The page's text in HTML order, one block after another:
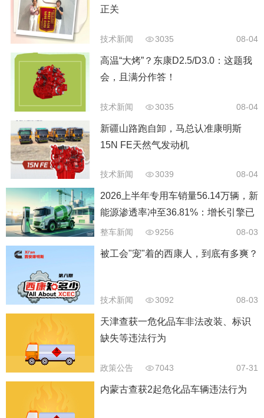
正关
技术新闻 3035 08-04
高温“大烤”？东康D2.5/D3.0：这题我
会，且满分作答！
技术新闻 3035 08-04
新疆山路跑自卸，马总认准康明斯
15N FE天然气发动机
技术新闻 3039 08-04
2026上半年专用车销量56.14万辆，新
能源渗透率冲至36.81%：增长引擎已
经换挡
整车新闻 9256 08-03
被工会"宠"着的西康人，到底有多爽？
技术新闻 3092 08-03
天津查获一危化品车非法改装、标识
缺失等违法行为
政策公告 7043 07-31
内蒙古查获2起危化品车辆违法行为